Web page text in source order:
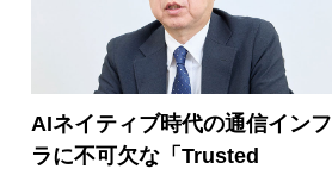
AIネイティブ時代の通信インフ
ラに不可欠な「Trusted